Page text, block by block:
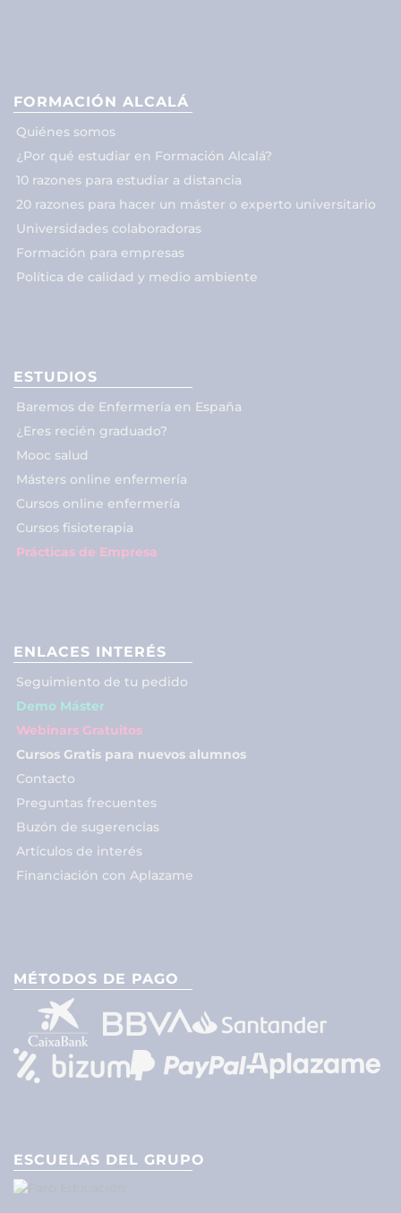
FORMACIÓN ALCALÁ
Quiénes somos
¿Por qué estudiar en Formación Alcalá?
10 razones para estudiar a distancia
20 razones para hacer un máster o experto universitario
Universidades colaboradoras
Formación para empresas
Política de calidad y medio ambiente
ESTUDIOS
Baremos de Enfermería en España
¿Eres recién graduado?
Mooc salud
Másters online enfermería
Cursos online enfermería
Cursos fisioterapia
Prácticas de Empresa
ENLACES INTERÉS
Seguimiento de tu pedido
Demo Máster
Webinars Gratuitos
Cursos Gratis para nuevos alumnos
Contacto
Preguntas frecuentes
Buzón de sugerencias
Artículos de interés
Financiación con Aplazame
MÉTODOS DE PAGO
ESCUELAS DEL GRUPO